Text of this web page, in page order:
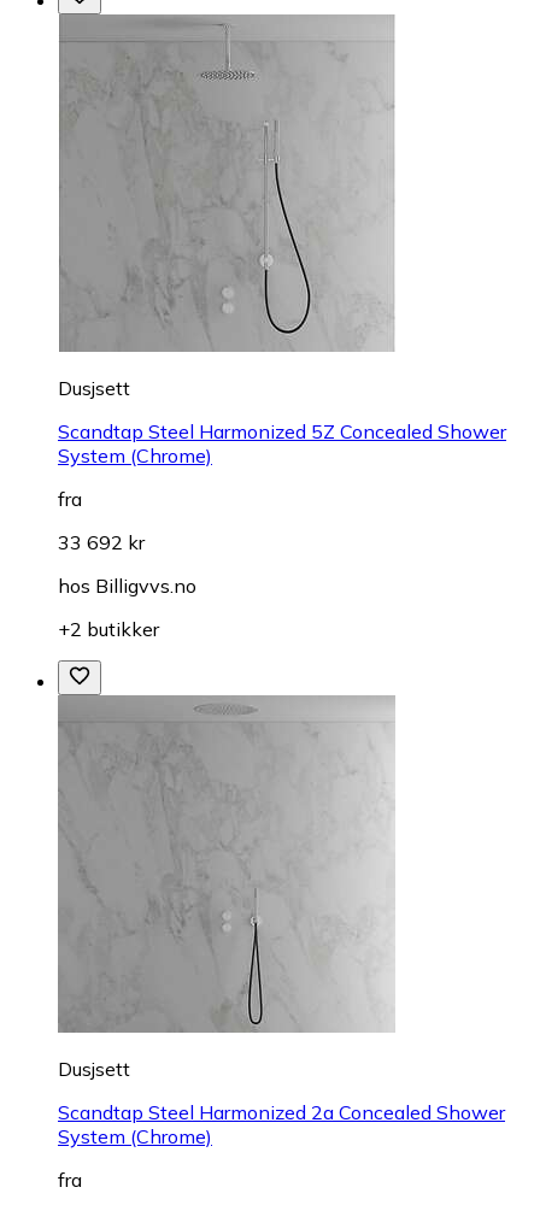
Dusjsett
Scandtap Steel Harmonized 5Z Concealed Shower
System (Chrome)
fra
33 692 kr
hos Billigvvs.no
+2 butikker
Dusjsett
Scandtap Steel Harmonized 2a Concealed Shower
System (Chrome)
fra